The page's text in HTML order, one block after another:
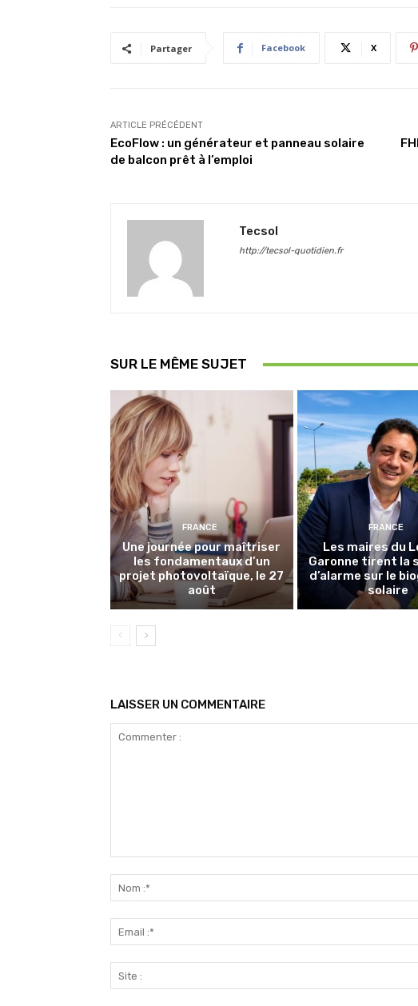
Partager Facebook X
ARTICLE PRÉCÉDENT
EcoFlow : un générateur et panneau solaire
de balcon prêt à l’emploi
Tecsol
http://tecsol-quotidien.fr
SUR LE MÊME SUJET
FRANCE
Une journée pour maîtriser
les fondamentaux d’un
projet photovoltaïque, le 27
août
FRANCE
Les maires du
Garonne tirent la
d’alarme sur le
solaire
LAISSER UN COMMENTAIRE